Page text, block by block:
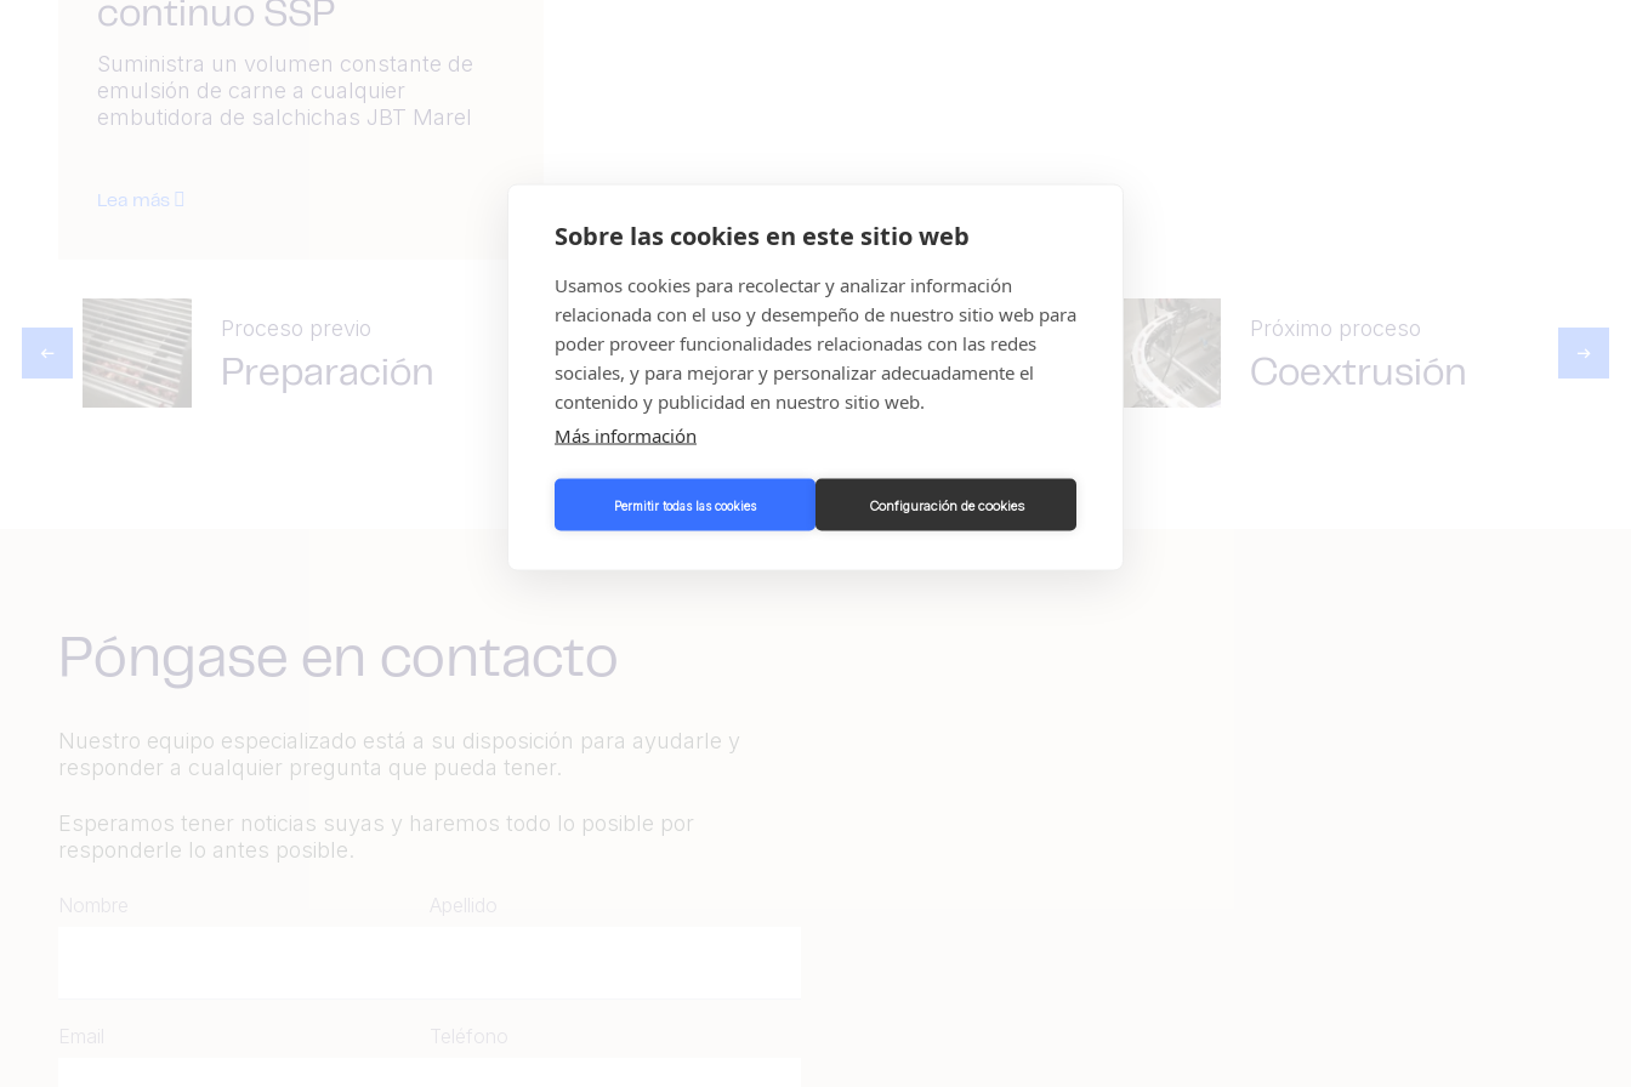
Sobre las cookies en este sitio web
Usamos cookies para recolectar y analizar información
relacionada con el uso y desempeño de nuestro sitio web para
poder proveer funcionalidades relacionadas con las redes
sociales, y para mejorar y personalizar adecuadamente el
contenido y publicidad en nuestro sitio web.
Más información
Permitir todas las cookies Configuración de cookies
continuo SSP
Suministra un volumen constante de
emulsión de carne a cualquier
embutidora de salchichas JBT Marel
Lea más
Proceso previo
Preparación
Próximo proceso
Coextrusión
Póngase en contacto
Nuestro equipo especializado está a su disposición para ayudarle y
responder a cualquier pregunta que pueda tener.
Esperamos tener noticias suyas y haremos todo lo posible por
responderle lo antes posible.
Apellido